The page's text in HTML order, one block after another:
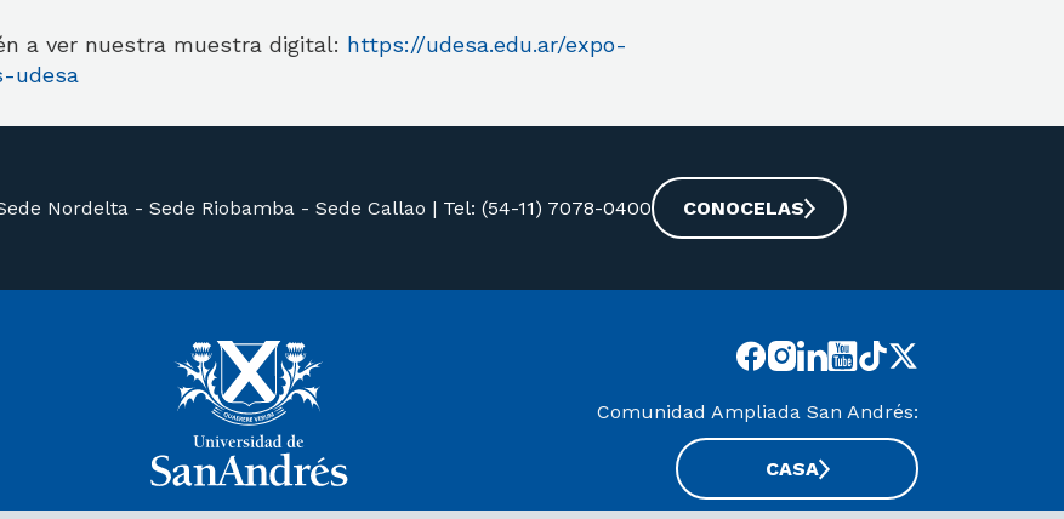
a ver nuestra muestra digital: https://udesa.edu.ar/expo-
udesa
Nordelta - Sede Riobamba - Sede Callao | Tel: (54-11) 7078-0400 CONOCELAS
Comunidad Ampliada San Andrés:
CASA